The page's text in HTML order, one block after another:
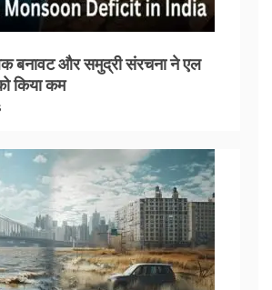
बनावट और समुद्री संरचना ने एल
किया कम